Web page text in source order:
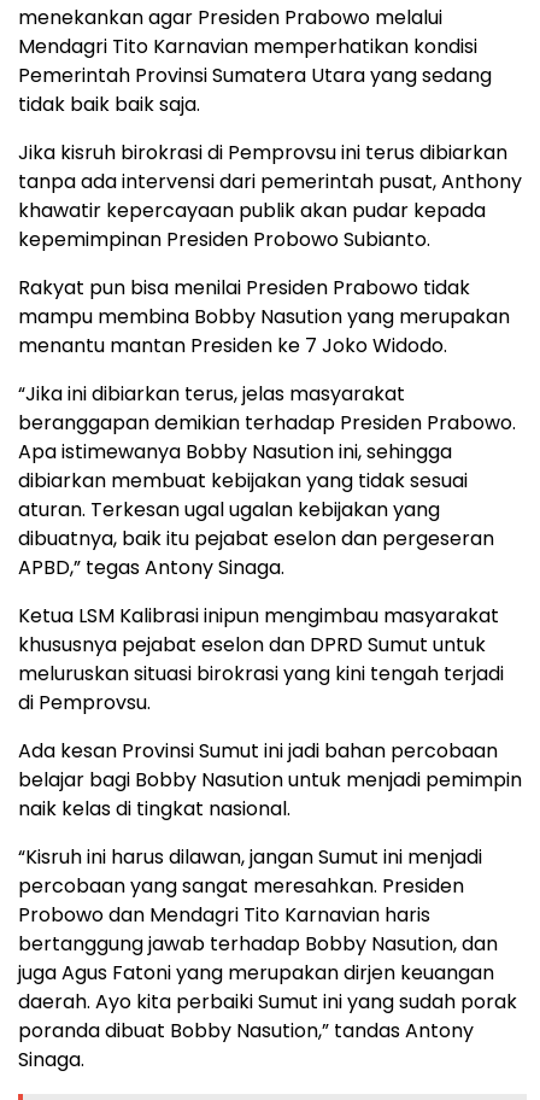
menekankan agar Presiden Prabowo melalui
Mendagri Tito Karnavian memperhatikan kondisi
Pemerintah Provinsi Sumatera Utara yang sedang
tidak baik baik saja.
Jika kisruh birokrasi di Pemprovsu ini terus dibiarkan
tanpa ada intervensi dari pemerintah pusat, Anthony
khawatir kepercayaan publik akan pudar kepada
kepemimpinan Presiden Probowo Subianto.
Rakyat pun bisa menilai Presiden Prabowo tidak
mampu membina Bobby Nasution yang merupakan
menantu mantan Presiden ke 7 Joko Widodo.
“Jika ini dibiarkan terus, jelas masyarakat
beranggapan demikian terhadap Presiden Prabowo.
Apa istimewanya Bobby Nasution ini, sehingga
dibiarkan membuat kebijakan yang tidak sesuai
aturan. Terkesan ugal ugalan kebijakan yang
dibuatnya, baik itu pejabat eselon dan pergeseran
APBD,” tegas Antony Sinaga.
Ketua LSM Kalibrasi inipun mengimbau masyarakat
khususnya pejabat eselon dan DPRD Sumut untuk
meluruskan situasi birokrasi yang kini tengah terjadi
di Pemprovsu.
Ada kesan Provinsi Sumut ini jadi bahan percobaan
belajar bagi Bobby Nasution untuk menjadi pemimpin
naik kelas di tingkat nasional.
“Kisruh ini harus dilawan, jangan Sumut ini menjadi
percobaan yang sangat meresahkan. Presiden
Probowo dan Mendagri Tito Karnavian haris
bertanggung jawab terhadap Bobby Nasution, dan
juga Agus Fatoni yang merupakan dirjen keuangan
daerah. Ayo kita perbaiki Sumut ini yang sudah porak
poranda dibuat Bobby Nasution,” tandas Antony
Sinaga.